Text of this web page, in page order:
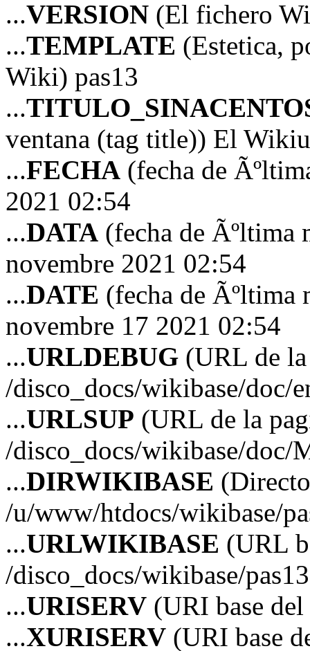
...VERSION (El fichero
...TEMPLATE (Estetica,
Wiki) pas13
...
ventana (tag title)) El
...FECHA (fecha de
2021 02:54
...DATA (fecha de Ãºltima
novembre 2021 02:54
...DATE (fecha de
novembre 17 2021 02:54
...URLDEBUG (URL de
/disco_docs/wikibase/doc/
...URLSUP (URL de la
/disco_docs/wikibase/doc/
...DIRWIKIBASE
/u/www/htdocs/wikibase/
...URLWIKIBASE (URL
/disco_docs/wikibase/pas13
...URISERV (URI base
...XURISERV (URI base